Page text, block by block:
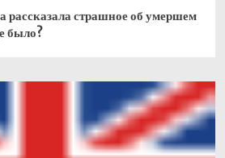
рассказала страшное об умершем
было?